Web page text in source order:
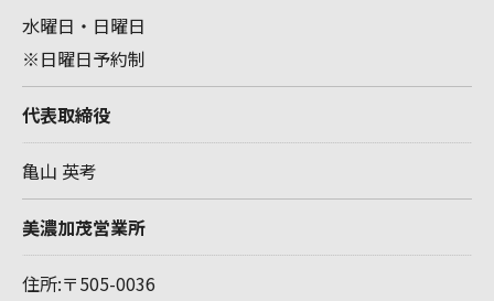
水曜日・日曜日
※日曜日予約制
代表取締役
亀山 英考
美濃加茂営業所
住所:〒505-0036